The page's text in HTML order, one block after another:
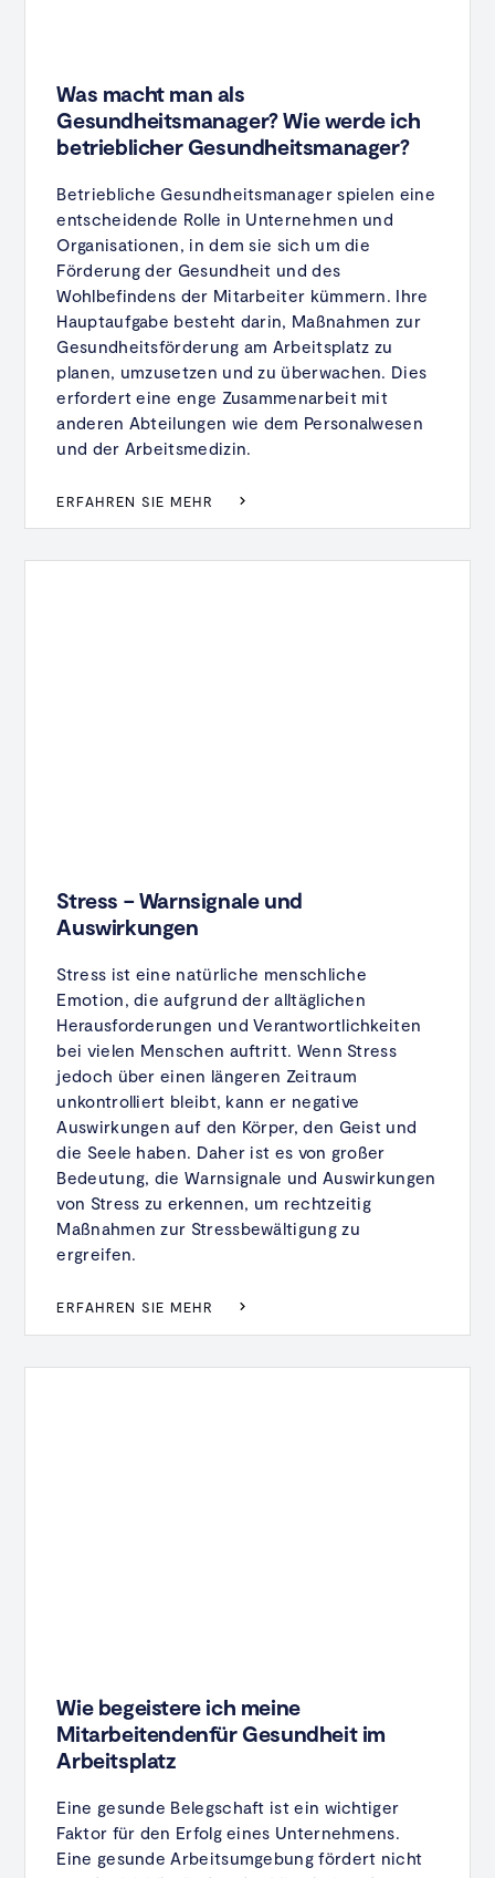
Was macht man als
Gesundheitsmanager? Wie werde ich
betrieblicher Gesundheitsmanager?
Betriebliche Gesundheitsmanager spielen eine
entscheidende Rolle in Unternehmen und
Organisationen, in dem sie sich um die
Förderung der Gesundheit und des
Wohlbefindens der Mitarbeiter kümmern. Ihre
Hauptaufgabe besteht darin, Maßnahmen zur
Gesundheitsförderung am Arbeitsplatz zu
planen, umzusetzen und zu überwachen. Dies
erfordert eine enge Zusammenarbeit mit
anderen Abteilungen wie dem Personalwesen
und der Arbeitsmedizin.
ERFAHREN SIE MEHR
Stress – Warnsignale und
Auswirkungen
Stress ist eine natürliche menschliche
Emotion, die aufgrund der alltäglichen
Herausforderungen und Verantwortlichkeiten
bei vielen Menschen auftritt. Wenn Stress
jedoch über einen längeren Zeitraum
unkontrolliert bleibt, kann er negative
Auswirkungen auf den Körper, den Geist und
die Seele haben. Daher ist es von großer
Bedeutung, die Warnsignale und Auswirkungen
von Stress zu erkennen, um rechtzeitig
Maßnahmen zur Stressbewältigung zu
ergreifen.
ERFAHREN SIE MEHR
Wie begeistere ich meine
Mitarbeitendenfür Gesundheit im
Arbeitsplatz
Eine gesunde Belegschaft ist ein wichtiger
Faktor für den Erfolg eines Unternehmens.
Eine gesunde Arbeitsumgebung fördert nicht